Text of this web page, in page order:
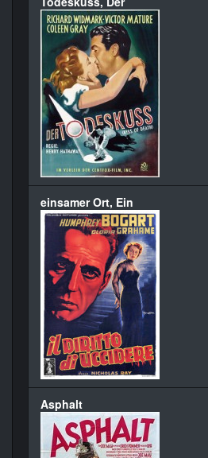
einsamer Ort, Ein
Asphalt